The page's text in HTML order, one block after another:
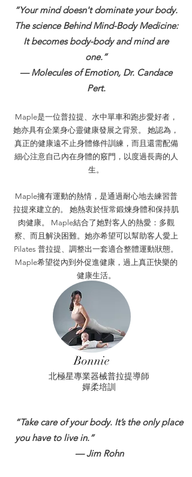
“Your mind doesn't dominate your body.
The science Behind Mind-Body Medicine:
It becomes body-body and mind are
one.”
— Molecules of Emotion, Dr. Candace
Pert.
Maple是一位普拉提、水中單車和跑步愛好者，
她亦具有企業身心靈健康發展之背景。 她認為，
真正的健康遠不止身體條件訓練，而且還需配備
細心注意自己內在身體的竅門，以度過長壽的人
生。
Maple擁有運動的熱情，是通過耐心地去練習普
拉提來建立的。 她熱衷於恆常鍛煉身體和保持肌
肉健康。 Maple結合了她對客人的熱愛：多觀
察、而且解決困難。她亦希望可以幫助客人愛上
Pilates 普拉提、調整出一套適合整體運動狀態。
Maple希望從內到外促進健康，過上真正快樂的
健康生活。
Bonnie
北極星專業器械普拉提導師
​嬋柔培訓
“Take care of your body. It’s the only place
you have to live in.”
— Jim Rohn